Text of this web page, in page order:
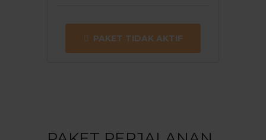
PAKET TIDAK AKTIF